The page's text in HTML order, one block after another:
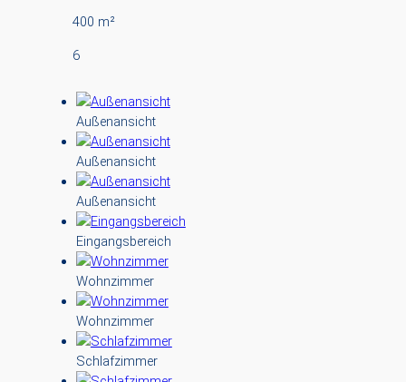
400 m²
6
Außenansicht
Außenansicht
Außenansicht
Eingangsbereich
Wohnzimmer
Wohnzimmer
Schlafzimmer